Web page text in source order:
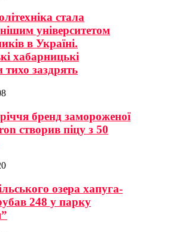
стала
університетом
в Україні.
хабарницькі
тихо заздрять
бренд замороженої
створив піцу з 50
озера хапуга-
248 у парку